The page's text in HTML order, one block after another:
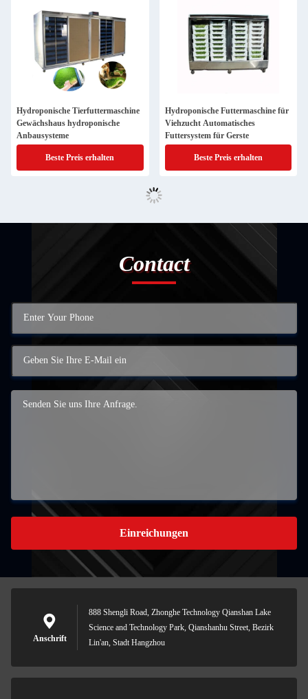
Hydroponische Tierfuttermaschine
Gewächshaus hydroponische
Anbausysteme
Beste Preis erhalten
Hydroponische Futtermaschine für
Viehzucht Automatisches
Futtersystem für Gerste
Beste Preis erhalten
Contact
Einreichungen
Anschrift
888 Shengli Road, Zhonghe Technology Qianshan Lake
Science and Technology Park, Qianshanhu Street, Bezirk
Lin'an, Stadt Hangzhou